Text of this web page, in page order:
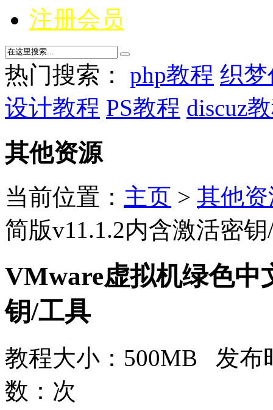
注册会员
热门搜索： php教程 织
设计教程 PS教程 discuz
其他资源
当前位置： 主页 > 其他
简版v11.1.2内含激活密
VMware虚拟机绿色中
钥/工具
教程大小：500MB 发
数： 次